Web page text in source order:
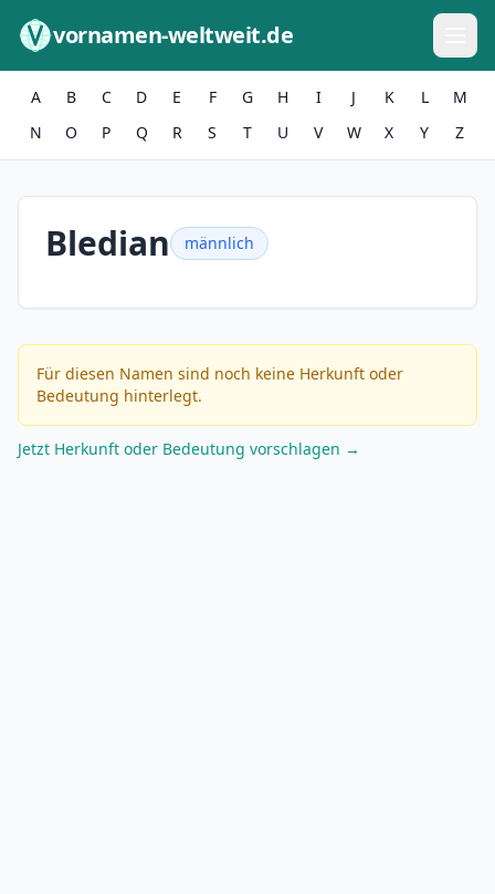
vornamen-weltweit.de
A B C D E F G H I J K L
M
N
O P Q R S T U V W X Y Z
Bledian männlich
Für diesen Namen sind noch keine Herkunft oder
Bedeutung hinterlegt.
Jetzt Herkunft oder Bedeutung vorschlagen →